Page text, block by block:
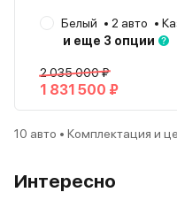
Белый 2 авто
и еще 3 опции
2 035 000 ₽
1 831 500 ₽
10 авто • Комплектация и
Интересно